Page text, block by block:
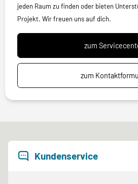
jeden Raum zu finden oder bieten
Projekt. Wir freuen uns auf dich.
zum
zum
Kundenservice